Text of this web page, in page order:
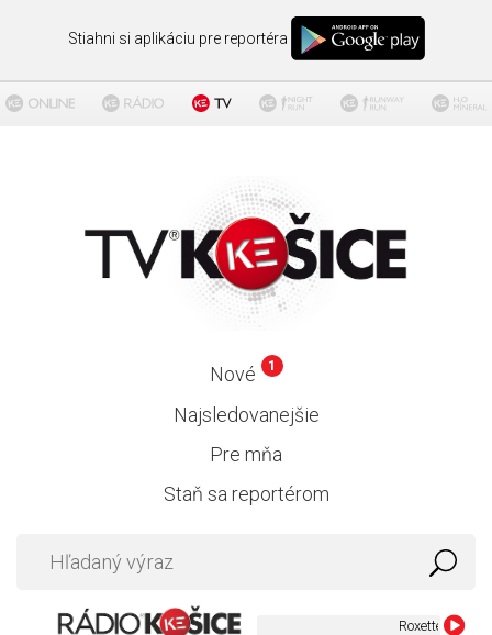
Stiahni si aplikáciu pre reportéra
Nové 1
Najsledovanejšie
Pre mňa
Staň sa reportérom
Roxette - Crash